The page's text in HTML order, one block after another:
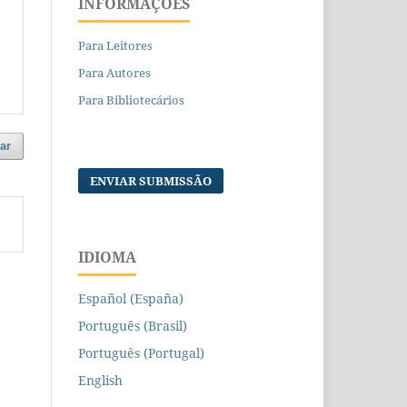
Para Leitores
Para Autores
Para Bibliotecários
ENVIAR SUBMISSÃO
IDIOMA
Español (España)
Português (Brasil)
Português (Portugal)
English